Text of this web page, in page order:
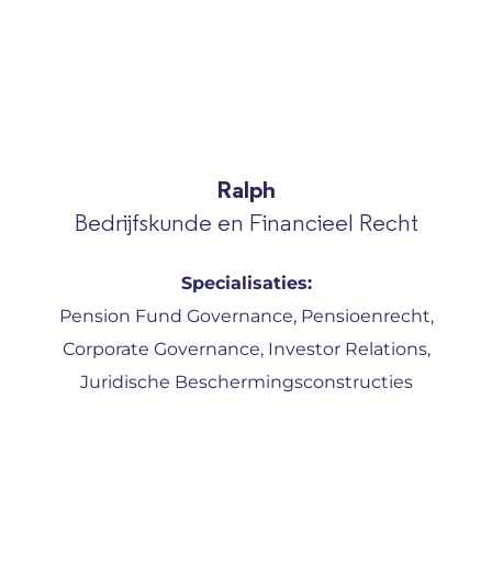
Ralph
Bedrijfskunde en Financieel Recht
Specialisaties:
Pension Fund Governance, Pensioenrecht,
Corporate Governance, Investor Relations,
Juridische Beschermingsconstructies